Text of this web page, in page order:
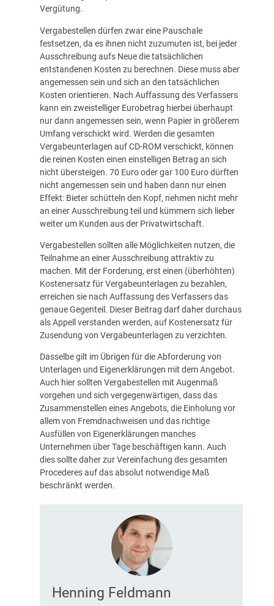
Vergütung.
Vergabestellen dürfen zwar eine Pauschale
festsetzen, da es ihnen nicht zuzumuten ist, bei jeder
Ausschreibung aufs Neue die tatsächlichen
entstandenen Kosten zu berechnen. Diese muss aber
angemessen sein und sich an den tatsächlichen
Kosten orientieren. Nach Auffassung des Verfassers
kann ein zweistelliger Eurobetrag hierbei überhaupt
nur dann angemessen sein, wenn Papier in größerem
Umfang verschickt wird. Werden die gesamten
Vergabeunterlagen auf CD-ROM verschickt, können
die reinen Kosten einen einstelligen Betrag an sich
nicht übersteigen. 70 Euro oder gar 100 Euro dürften
nicht angemessen sein und haben dann nur einen
Effekt: Bieter schütteln den Kopf, nehmen nicht mehr
an einer Ausschreibung teil und kümmern sich lieber
weiter um Kunden aus der Privatwirtschaft.
Vergabestellen sollten alle Möglichkeiten nutzen, die
Teilnahme an einer Ausschreibung attraktiv zu
machen. Mit der Forderung, erst einen (überhöhten)
Kostenersatz für Vergabeunterlagen zu bezahlen,
erreichen sie nach Auffassung des Verfassers das
genaue Gegenteil. Dieser Beitrag darf daher durchaus
als Appell verstanden werden, auf Kostenersatz für
Zusendung von Vergabeunterlagen zu verzichten.
Dasselbe gilt im Übrigen für die Abforderung von
Unterlagen und Eigenerklärungen mit dem Angebot.
Auch hier sollten Vergabestellen mit Augenmaß
vorgehen und sich vergegenwärtigen, dass das
Zusammenstellen eines Angebots, die Einholung vor
allem von Fremdnachweisen und das richtige
Ausfüllen von Eigenerklärungen manches
Unternehmen über Tage beschäftigen kann. Auch
dies sollte daher zur Vereinfachung des gesamten
Procederes auf das absolut notwendige Maß
beschränkt werden.
Henning Feldmann